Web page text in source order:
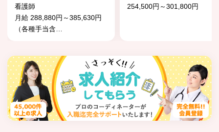
看護師
月給 288,880円～385,630円
（各種手当含
254,500円～301,800円